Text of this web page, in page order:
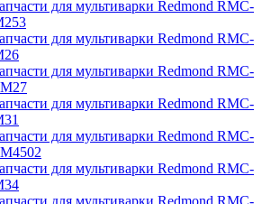
для мультиварки Redmond RMC-
для мультиварки Redmond RMC-
для мультиварки Redmond RMC-
для мультиварки Redmond RMC-
для мультиварки Redmond RMC-
для мультиварки Redmond RMC-
для мультиварки Redmond RMC-